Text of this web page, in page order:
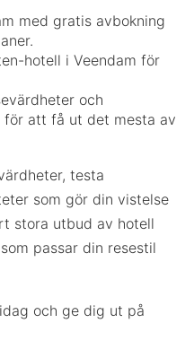
med gratis avbokning
hotell i Veendam för
och
för att få ut det mesta av
testa
som gör din vistelse
stora utbud av hotell
passar din resestil
och ge dig ut på